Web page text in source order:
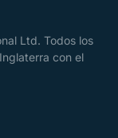
Ltd. Todos los
con el